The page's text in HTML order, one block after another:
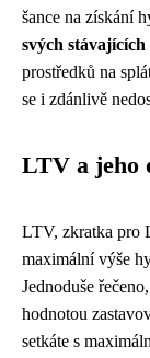
šance na získání
svých
prostředků na
se i zdánlivě
LTV a jeho
LTV, zkratka pro
maximální výše
Jednoduše
hodnotou
setkáte s